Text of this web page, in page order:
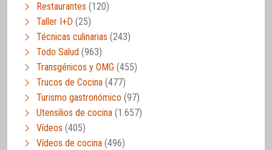
Restaurantes (120)
Taller I+D (25)
Técnicas culinarias (243)
Todo Salud (963)
Transgénicos y OMG (455)
Trucos de Cocina (477)
Turismo gastronómico (97)
Utensilios de cocina (1.657)
Vídeos (405)
Vídeos de cocina (496)